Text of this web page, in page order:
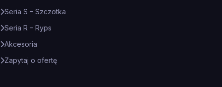
Seria S – Szczotka
Seria R – Ryps
Akcesoria
Zapytaj o ofertę